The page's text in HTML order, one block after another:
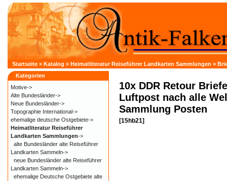
Startseite » Katalog » Heimatliteratur Reiseführer Landkarten Sammlungen »
10x DDR Retour
Luftpost nach alle
Sammlung Posten
[15hb21]
Kategorien
Motive->
Alte Bundesländer->
Neue Bundesländer->
Topographie International->
ehemalige deutsche Ostgebiete->
Heimatliteratur Reiseführer
Landkarten Sammlungen->
alte Bundesländer alte Reiseführer
Landkarten Sammeln->
neue Bundesländer alte Reiseführer
Landkarten Sammeln->
ehemalige Deutsche Ostgebiete alte